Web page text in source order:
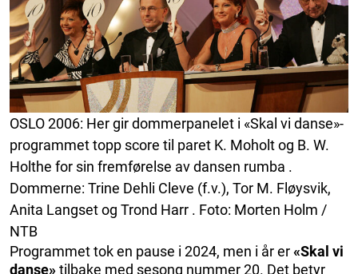
OSLO 2006: Her gir dommerpanelet i «Skal vi danse»-
programmet topp score til paret K. Moholt og B. W.
Holthe for sin fremførelse av dansen rumba .
Dommerne: Trine Dehli Cleve (f.v.), Tor M. Fløysvik,
Anita Langset og Trond Harr . Foto: Morten Holm /
NTB
Programmet tok en pause i 2024, men i år er«Skal vi
danse»tilbake med sesong nummer 20. Det betyr